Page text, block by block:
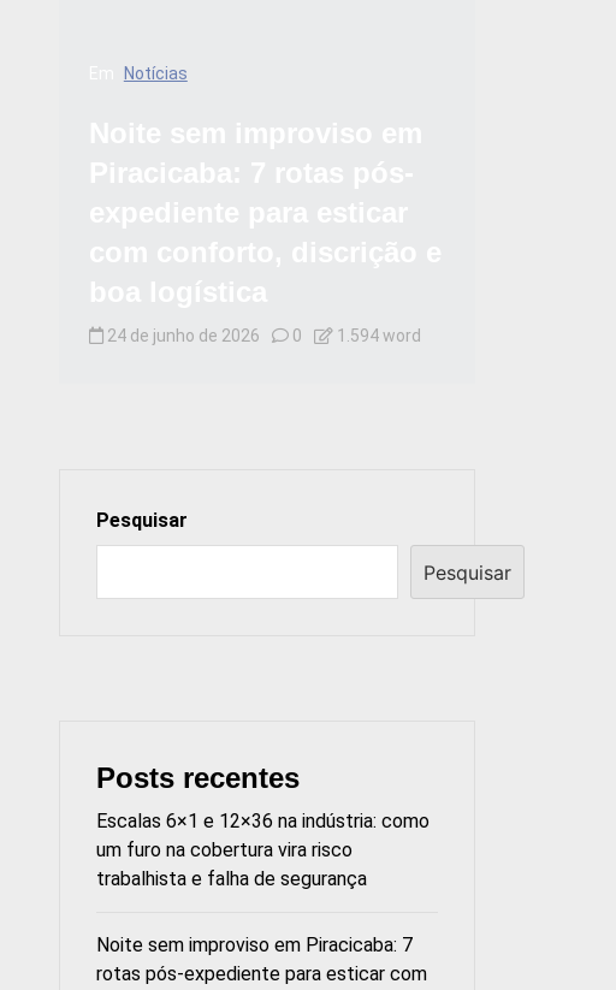
Notícias
24 de junho de 2026 0 1.594 word
Pesquisar
Pesquisar
Posts recentes
Escalas 6×1 e 12×36 na indústria: como
um furo na cobertura vira risco
trabalhista e falha de segurança
Noite sem improviso em Piracicaba: 7
rotas pós-expediente para esticar com